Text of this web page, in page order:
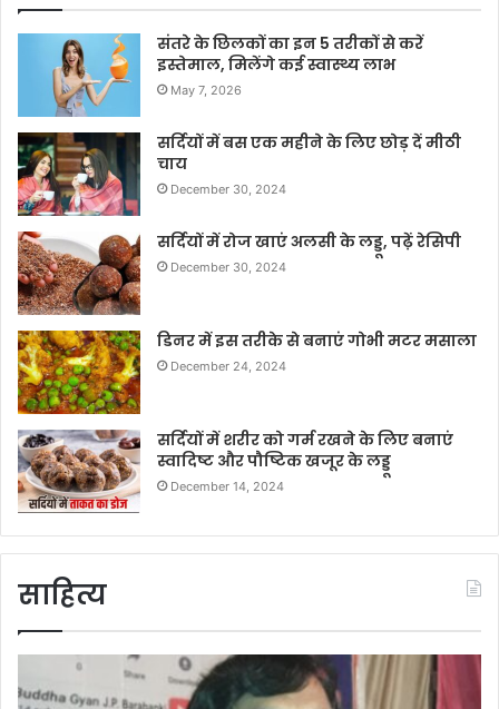
संतरे के छिलकों का इन 5 तरीकों से करें
इस्तेमाल, मिलेंगे कई स्वास्थ्य लाभ
May 7, 2026
सर्दियों में बस एक महीने के लिए छोड़ दें मीठी
चाय
December 30, 2024
सर्दियों में रोज खाएं अलसी के लड्डू, पढ़ें रेसिपी
December 30, 2024
डिनर में इस तरीके से बनाएं गोभी मटर मसाला
December 24, 2024
सर्दियों में शरीर को गर्म रखने के लिए बनाएं
स्वादिष्ट और पौष्टिक खजूर के लड्डू
December 14, 2024
साहित्य